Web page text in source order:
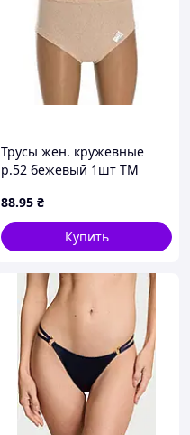
Трусы жен. кружевные
р.52 бежевый 1шт ТМ
88.95 ₴
Купить